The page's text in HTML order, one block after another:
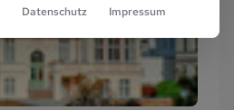
Datenschutz Impressum